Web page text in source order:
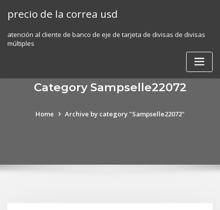
precio de la correa usd
atención al cliente de banco de eje de tarjeta de divisas de divisas
múltiples
Category Sampselle22072
Home Archive by category "Sampselle22072"